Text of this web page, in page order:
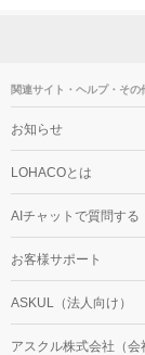
関連サイト・ヘルプ・その
お知らせ
LOHACOとは
AIチャットで質問する
お客様サポート
ASKUL（法人向け）
アスクル株式会社（会